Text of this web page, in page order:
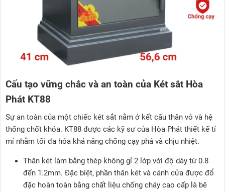
Cấu tạo vững chắc và an toàn của Két sắt Hòa
Phát KT88
Sự an toàn của một chiếc két sắt nằm ở kết cấu thân vỏ và hệ
thống chốt khóa. KT88 được các kỹ sư của Hòa Phát thiết kế tỉ
mỉ nhằm tối đa hóa khả năng chống cạy phá và chịu nhiệt.
Thân két làm bằng thép không gỉ 2 lớp với độ dày từ 0.8
đến 1.2mm. Đặc biệt, phần thân két và cánh cửa được đổ
đặc hoàn toàn bằng chất liệu chống cháy cao cấp là bê